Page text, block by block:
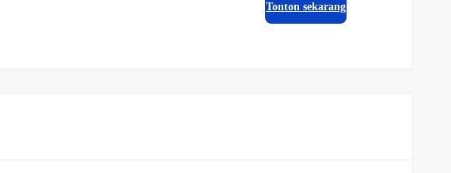
Tonton sekarang